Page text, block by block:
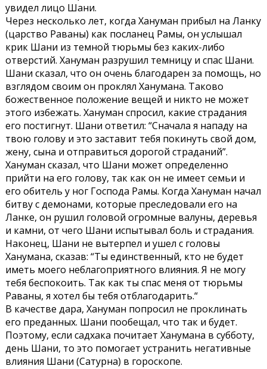
увидел лицо Шани.
Через несколько лет, когда Хануман прибыл на Ланку
(царство Раваны) как посланец Рамы, он услышал
крик Шани из темной тюрьмы без каких-либо
отверстий. Хануман разрушил темницу и спас Шани.
Шани сказал, что он очень благодарен за помощь, но
взглядом своим он проклял Ханумана. Таково
божественное положение вещей и никто не может
этого избежать. Хануман спросил, какие страдания
его постигнут. Шани ответил: “Сначала я нападу на
твою голову и это заставит тебя покинуть свой дом,
жену, сына и отправиться дорогой страданий”.
Хануман сказал, что Шани может определенно
прийти на его голову, так как он не имеет семьи и
его обитель у ног Господа Рамы. Когда Хануман начал
битву с демонами, которые преследовали его на
Ланке, он рушил головой огромные валуны, деревья
и камни, от чего Шани испытывал боль и страдания.
Наконец, Шани не вытерпел и ушел с головы
Ханумана, сказав: “Ты единственный, кто не будет
иметь моего неблагоприятного влияния. Я не могу
тебя беспокоить. Так как ты спас меня от тюрьмы
Раваны, я хотел бы тебя отблагодарить.“
В качестве дара, Хануман попросил не проклинать
его преданных. Шани пообещал, что так и будет.
Поэтому, если садхака почитает Ханумана в субботу,
день Шани, то это помогает устранить негативные
влияния Шани (Сатурна) в гороскопе.